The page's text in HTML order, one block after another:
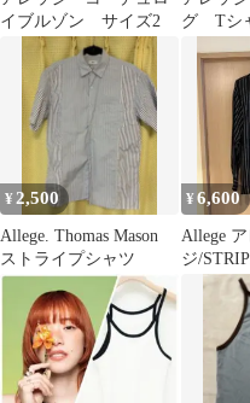
イブルゾン サイズ2
グ Tシ
¥ 2,500
Allege. Thomas Mason
ストライプシャツ
¥6,600
Allege
ジ/